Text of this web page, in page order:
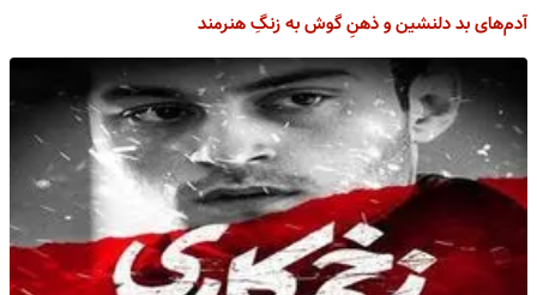
آدم‌های بد دلنشین و ذهنِ گوش به زنگِ هنرمند